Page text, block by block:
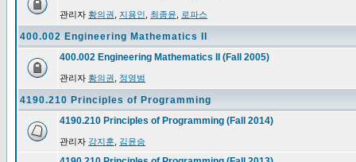
관리자 황의권 지용인 최종윤 로파스
400.002 Engineering Mathematics II
400.002 Engineering Mathematics II (Fall 2005)
관리자 황의권 정영범
4190.210 Principles of Programming
4190.210 Principles of Programming (Fall 2014)
관리자 강지훈 김윤승